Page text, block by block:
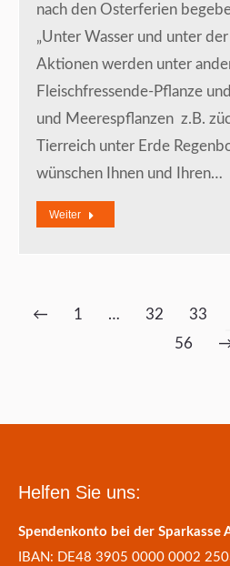
nach den Osterferien
„Unter Wasser und unter
Aktionen werden unter
Fleischfressende-Pflanze
und Meerespflanzen z.B.
Tierreich unter Erde
wünschen Ihnen und Ihren…
Weiter
← 1 … 32 33
56
Helfen Sie uns:
Spendenkonto bei der Sparkasse
IBAN: DE48 3905 0000 0002